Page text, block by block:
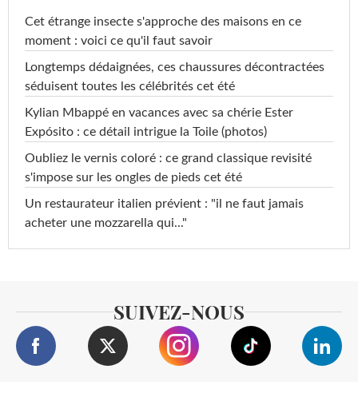
Cet étrange insecte s'approche des maisons en ce
moment : voici ce qu'il faut savoir
Longtemps dédaignées, ces chaussures décontractées
séduisent toutes les célébrités cet été
Kylian Mbappé en vacances avec sa chérie Ester
Expósito : ce détail intrigue la Toile (photos)
Oubliez le vernis coloré : ce grand classique revisité
s'impose sur les ongles de pieds cet été
Un restaurateur italien prévient : "il ne faut jamais
acheter une mozzarella qui..."
SUIVEZ-NOUS